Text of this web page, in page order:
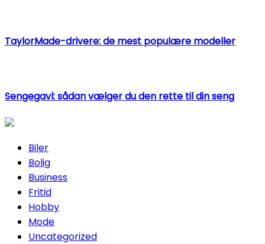
TaylorMade-drivere: de mest populære modeller
Sengegavl: sådan vælger du den rette til din seng
Biler
Bolig
Business
Fritid
Hobby
Mode
Uncategorized